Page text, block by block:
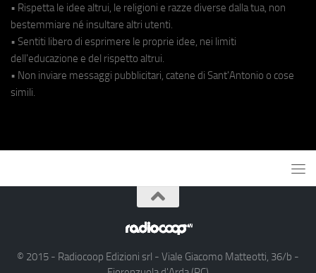
• Rispetta le idee altrui, le religioni e razze diverse dalla tua, non
bestemmiare né insultare altri utenti.
• Sentiti libero di esprimere le proprie idee, nei limiti
dell'educazione e del rispetto altrui.
• Non inviare messaggi pubblicitari, catene di Sant'Antonio o cose
simili.
© 2015 - Radiocoop Edizioni srl - Viale Giacomo Matteotti, 36/b -